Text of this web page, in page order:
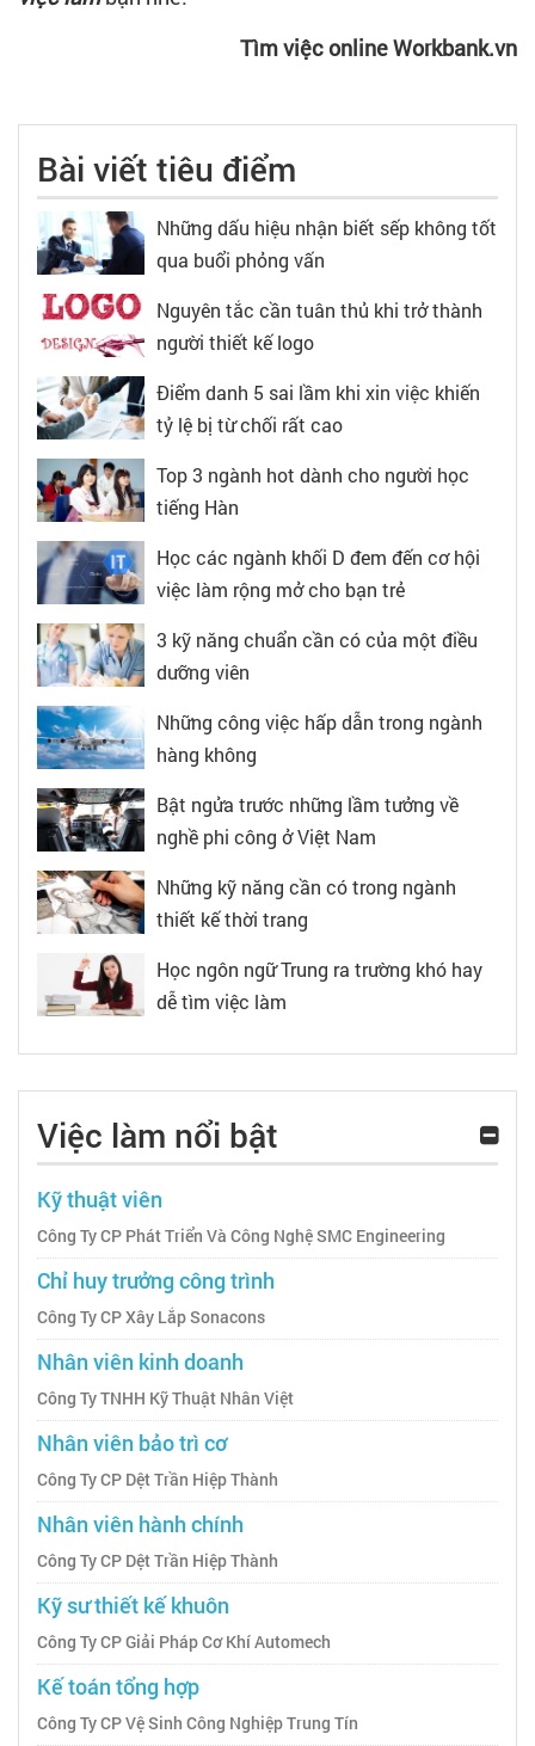
Tìm việc online Workbank.vn
Bài viết tiêu điểm
Những dấu hiệu nhận biết sếp không tốt
qua buổi phỏng vấn
Nguyên tắc cần tuân thủ khi trở thành
người thiết kế logo
Điểm danh 5 sai lầm khi xin việc khiến
tỷ lệ bị từ chối rất cao
Top 3 ngành hot dành cho người học
tiếng Hàn
Học các ngành khối D đem đến cơ hội
việc làm rộng mở cho bạn trẻ
3 kỹ năng chuẩn cần có của một điều
dưỡng viên
Những công việc hấp dẫn trong ngành
hàng không
Bật ngửa trước những lầm tưởng về
nghề phi công ở Việt Nam
Những kỹ năng cần có trong ngành
thiết kế thời trang
Học ngôn ngữ Trung ra trường khó hay
dễ tìm việc làm
Việc làm nổi bật
Kỹ thuật viên
Công Ty CP Phát Triển Và Công Nghệ SMC Engineering
Chỉ huy trưởng công trình
Công Ty CP Xây Lắp Sonacons
Nhân viên kinh doanh
Công Ty TNHH Kỹ Thuật Nhân Việt
Nhân viên bảo trì cơ
Công Ty CP Dệt Trần Hiệp Thành
Nhân viên hành chính
Công Ty CP Dệt Trần Hiệp Thành
Kỹ sư thiết kế khuôn
Công Ty CP Giải Pháp Cơ Khí Automech
Kế toán tổng hợp
Công Ty CP Vệ Sinh Công Nghiệp Trung Tín